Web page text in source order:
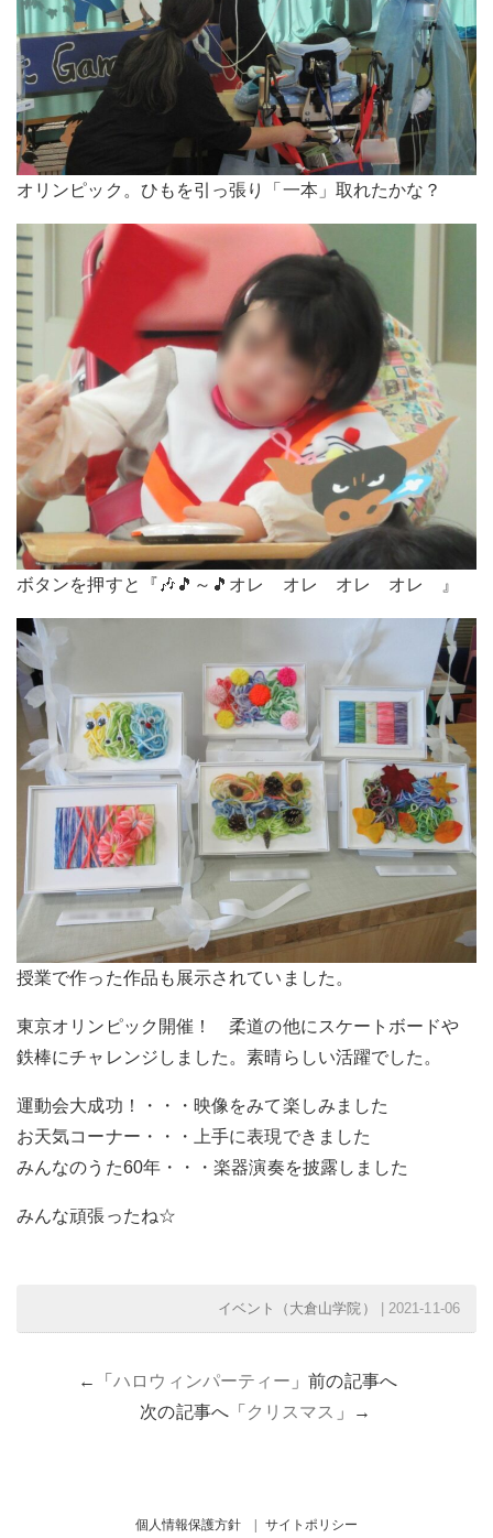
オリンピック。ひもを引っ張り「一本」取れたかな？
ボタンを押すと『🎶🎵～🎵オレ オレ オレ オレ 』
授業で作った作品も展示されていました。
東京オリンピック開催！ 柔道の他にスケートボードや
鉄棒にチャレンジしました。素晴らしい活躍でした。
運動会大成功！・・・映像をみて楽しみました
お天気コーナー・・・上手に表現できました
みんなのうた60年・・・楽器演奏を披露しました
みんな頑張ったね☆
イベント（大倉山学院） | 2021-11-06
←「ハロウィンパーティー 」前の記事へ
次の記事へ「 クリスマス 」→
個人情報保護方針 サイトポリシー